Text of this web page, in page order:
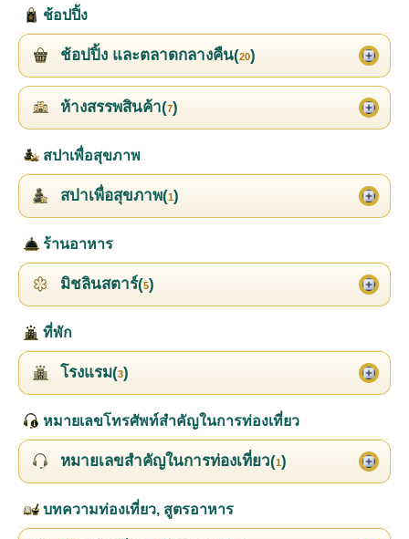
ช้อปปิ้ง
ช้อปปิ้ง และตลาดกลางคืน(20)
ห้างสรรพสินค้า(7)
สปาเพื่อสุขภาพ
สปาเพื่อสุขภาพ(1)
ร้านอาหาร
มิชลินสตาร์(5)
ที่พัก
โรงแรม(3)
หมายเลขโทรศัพท์สำคัญในการท่องเที่ยว
หมายเลขสำคัญในการท่องเที่ยว(1)
บทความท่องเที่ยว, สูตรอาหาร